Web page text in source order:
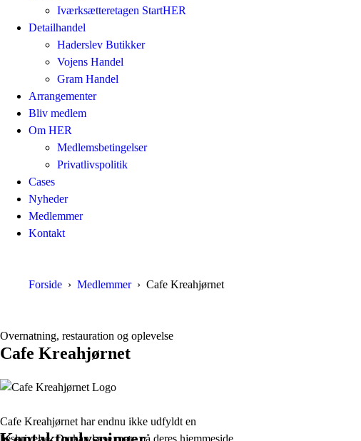
Iværksætteretagen StartHER
Detailhandel
Haderslev Butikker
Vojens Handel
Gram Handel
Arrangementer
Bliv medlem
Om HER
Medlemsbetingelser
Privatlivspolitik
Cases
Nyheder
Medlemmer
Kontakt
Forside Medlemmer Cafe Kreahjørnet
Overnatning, restauration og oplevelse
Cafe Kreahjørnet
Cafe Kreahjørnet har endnu ikke udfyldt en
beskrivelse. Du kan læse mere på deres hjemmeside